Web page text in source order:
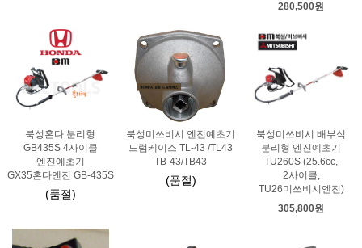
280,500원
북성혼다 분리형
GB435S 4사이클
엔진예초기
GX35혼다엔진 GB-435S
(품절)
북성미쓰비시 엔진예초기
드럼케이스 TL-43 /TL43
TB-43/TB43
(품절)
북성미쓰비시 배부식
분리형 엔진예초기
TU260S (25.6cc,
2사이클,
TU26미쓰비시엔진)
305,800원